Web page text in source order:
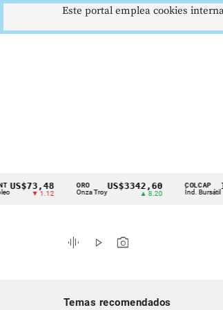
Cintillo
indicadores
económicos
▼ 1.12
ORO
Onza Troy
US$3342,60 COLCAP
Índ. Bursátil
graphic_eq play_arrow photo_camera
Temas recomendados
Este portal emplea cookies